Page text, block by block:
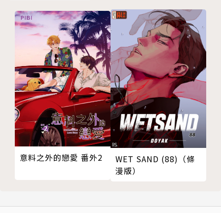
意料之外的戀愛 番外2
WET SAND (88)（條
漫版）